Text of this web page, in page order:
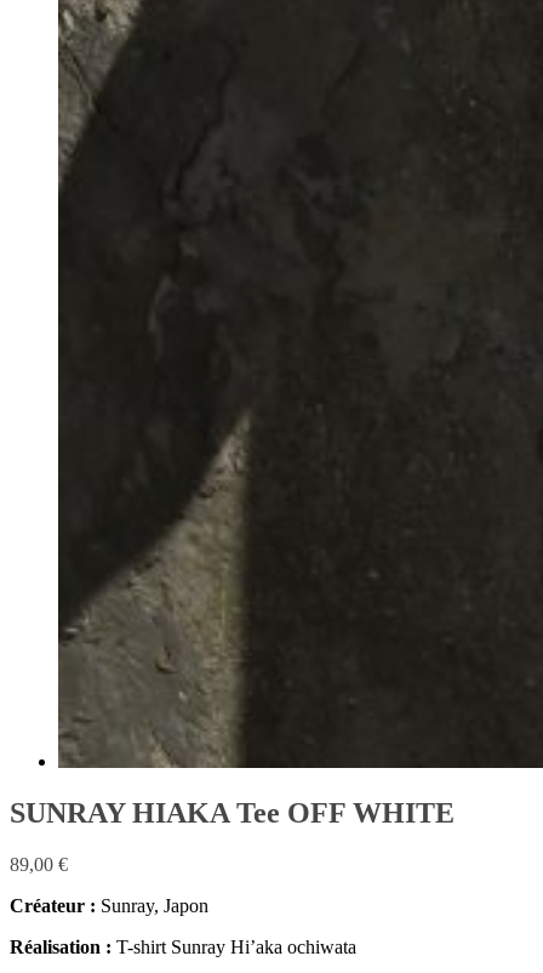
SUNRAY HIAKA Tee OFF WHITE
89,00 €
Créateur : Sunray, Japon
Réalisation : T-shirt Sunray Hi’aka ochiwata